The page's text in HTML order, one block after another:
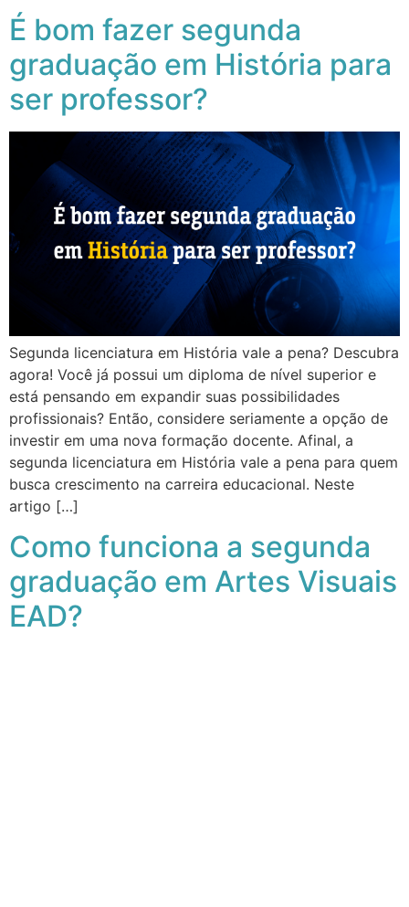
É bom fazer segunda
graduação em História para
ser professor?
Segunda licenciatura em História vale a pena? Descubra
agora! Você já possui um diploma de nível superior e
está pensando em expandir suas possibilidades
profissionais? Então, considere seriamente a opção de
investir em uma nova formação docente. Afinal, a
segunda licenciatura em História vale a pena para quem
busca crescimento na carreira educacional. Neste
artigo […]
Como funciona a segunda
graduação em Artes Visuais
EAD?